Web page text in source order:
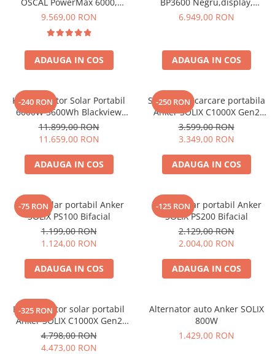
Cauta dupa marca
Pecron
Toate panourile portabile
Kituri solare pentru balcon
Frigidere Portabile
Componente Fotovoltaice
Incarcatoare solare
Incarcatoare solare MPPT
Incarcatoare solare PWM
Cabluri panouri fotovoltaice
Cabluri pentru echipamente
fotovoltaice
Accesorii
Monitorizare si control
Convertoare DC - DC
6000W (9000W varf), baterie
rapida in 1.96h, 14 porturi,
USB-C 100W, control
inteligent la distanta,
functionalitate UPS
9.569,00 RON
ADAUGA IN COS
compatibil cu Oscal
6.949,00 RON
ADAUGA IN COS
-240 RON
Kit Generator Solar Portabil
6000W 3600Wh Blackview
OSCAL PowerMax 6000 +
panou solar 400W
11.899,00 RON
11.659,00 RON
ADAUGA IN COS
-250 RON
Statie de incarcare portabila
Anker SOLIX C1000X Gen2
2000W 1024Wh
3.599,00 RON
3.349,00 RON
ADAUGA IN COS
-75 RON
Panou solar portabil Anker
SOLIX PS100 Bifacial
1.199,00 RON
1.124,00 RON
ADAUGA IN COS
-125 RON
Panou solar portabil Anker
SOLIX PS200 Bifacial
2.129,00 RON
2.004,00 RON
ADAUGA IN COS
-325 RON
Kit generator solar portabil
Anker SOLIX C1000X Gen2
2000W 1024Wh + panou 100W
4.798,00 RON
4.473,00 RON
Alternator auto Anker SOLIX
800W
1.429,00 RON